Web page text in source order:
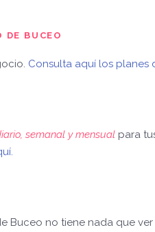
DE BUCEO
Consulta aquí los planes
semanal y mensual para
Buceo no tiene nada que